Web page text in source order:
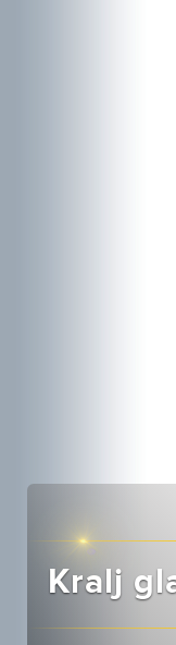
Kralj